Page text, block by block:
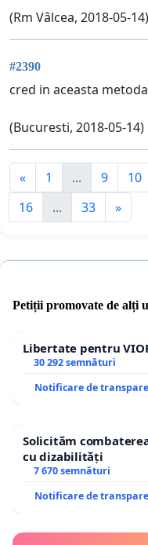
(Rm Vâlcea, 2018-05-14)
#2390
cred in aceasta
(Bucuresti, 2018-05-14)
« 1 ... 9 10
16
... 33 »
Petiții promovate de alți
Libertate pentru
30 292 semnături
Notificare de
Solicităm
cu dizabilități
7 670 semnături
Notificare de